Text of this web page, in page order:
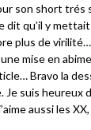
son short trés
dit qu’il y
plus de
mise en
Bravo la
Je suis heureux
aussi les